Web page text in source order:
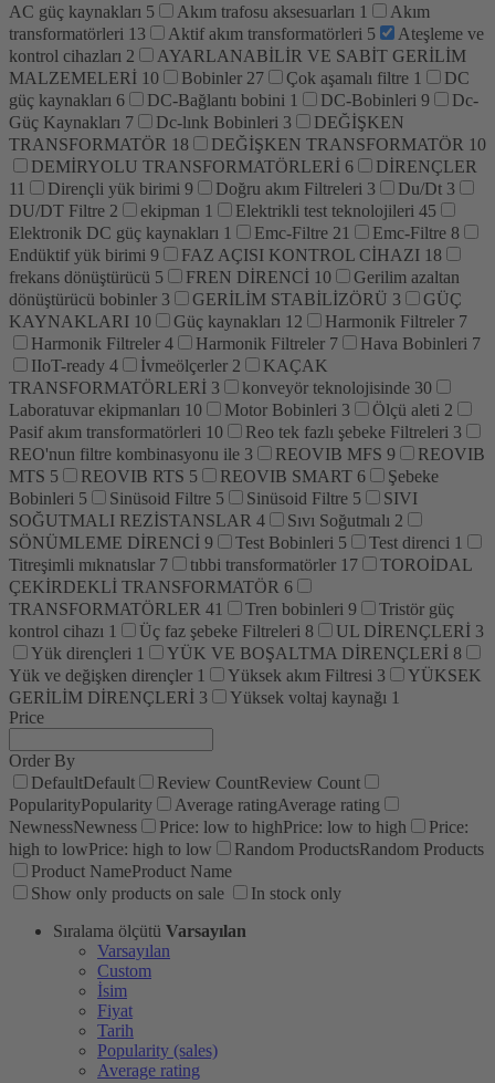
AC güç kaynakları 5 Akım trafosu aksesuarları 1
Akım
transformatörleri 13 Aktif akım transformatörleri 5
Ateşleme ve
kontrol cihazları 2
AYARLANABİLİR VE SABİT GERİLİM
MALZEMELERİ 10 Bobinler 27 Çok aşamalı filtre 1
DC
güç kaynakları 6 DC-Bağlantı bobini 1 DC-Bobinleri 9
Dc-
Güç Kaynakları 7 Dc-lınk Bobinleri 3
DEĞİŞKEN
TRANSFORMATÖR 18 DEĞİŞKEN TRANSFORMATÖR 10
DEMİRYOLU TRANSFORMATÖRLERİ 6
DİRENÇLER
11
Dirençli yük birimi 9 Doğru akım Filtreleri 3 Du/Dt 3
DU/DT Filtre 2 ekipman 1 Elektrikli test teknolojileri 45
Elektronik DC güç kaynakları 1 Emc-Filtre 21 Emc-Filtre 8
Endüktif yük birimi 9 FAZ AÇISI KONTROL CİHAZI 18
frekans dönüştürücü 5 FREN DİRENCİ 10
Gerilim azaltan
dönüştürücü bobinler 3 GERİLİM STABİLİZÖRÜ 3
GÜÇ
KAYNAKLARI 10 Güç kaynakları 12 Harmonik Filtreler 7
Harmonik Filtreler 4 Harmonik Filtreler 7 Hava Bobinleri 7
IIoT-ready 4 İvmeölçerler 2
KAÇAK
TRANSFORMATÖRLERİ 3 konveyör teknolojisinde 30
Laboratuvar ekipmanları 10 Motor Bobinleri 3 Ölçü aleti 2
Pasif akım transformatörleri 10 Reo tek fazlı şebeke Filtreleri 3
REO'nun filtre kombinasyonu ile 3 REOVIB MFS 9
REOVIB
MTS 5 REOVIB RTS 5 REOVIB SMART 6
Şebeke
Bobinleri 5 Sinüsoid Filtre 5 Sinüsoid Filtre 5
SIVI
SOĞUTMALI REZİSTANSLAR 4 Sıvı Soğutmalı 2
SÖNÜMLEME DİRENCİ 9 Test Bobinleri 5 Test direnci 1
Titreşimli mıknatıslar 7 tıbbi transformatörler 17
TOROİDAL
ÇEKİRDEKLİ TRANSFORMATÖR 6
TRANSFORMATÖRLER 41 Tren bobinleri 9
Tristör güç
kontrol cihazı 1 Üç faz şebeke Filtreleri 8 UL DİRENÇLERİ 3
Yük dirençleri 1 YÜK VE BOŞALTMA DİRENÇLERİ 8
Yük ve değişken dirençler 1 Yüksek akım Filtresi 3
YÜKSEK
GERİLİM DİRENÇLERİ 3 Yüksek voltaj kaynağı 1
Price
Order By
DefaultDefault Review CountReview Count
PopularityPopularity Average ratingAverage rating
NewnessNewness Price: low to highPrice: low to high
Price:
high to lowPrice: high to low Random ProductsRandom Products
Product NameProduct Name
Show only products on sale
In stock only
Sıralama ölçütü Varsayılan
Varsayılan
Custom
İsim
Fiyat
Tarih
Popularity (sales)
Average rating